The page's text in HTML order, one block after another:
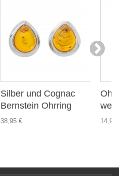
Silber und Cognac
Bernstein Ohrring
38,95 € 14,99